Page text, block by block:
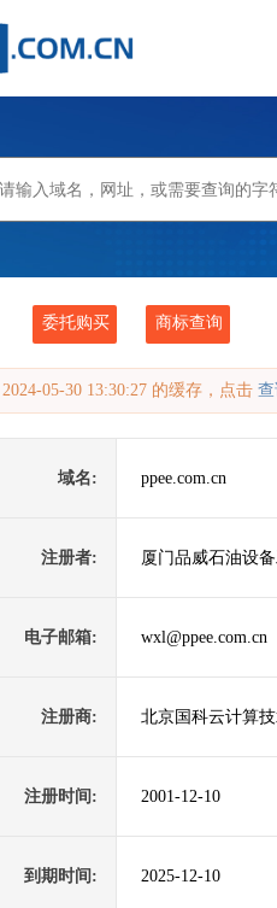
委托购买 商标查询
05-30 13:30:27 的缓存，点击
域名: ppee.com.cn
注册者: 厦门品威石油设
电子邮箱: wxl@ppee.com.cn
注册商: 北京国科云计算
注册时间: 2001-12-10
到期时间: 2025-12-10